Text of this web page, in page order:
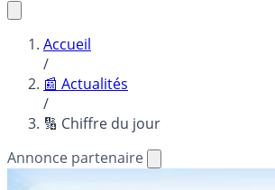
Accueil
/
📰 Actualités
/
🔢 Chiffre du jour
Annonce partenaire